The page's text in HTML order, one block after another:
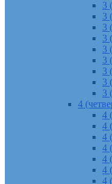
3
3
3
3
3
3
3
3
3
4
4
4
4
4
4
4
4